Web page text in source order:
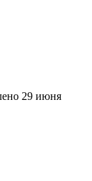
29 июня